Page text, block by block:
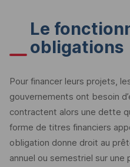
Le
obligations
Pour financer leurs projets,
gouvernements ont besoin
contractent alors une dette
forme de titres financiers
obligation donne droit au
annuel ou semestriel sur une